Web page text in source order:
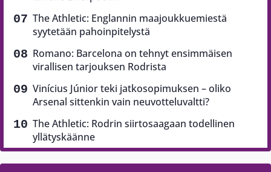
The Athletic: Englannin maajoukkuemiestä
syytetään pahoinpitelystä
Romano: Barcelona on tehnyt ensimmäisen
virallisen tarjouksen Rodrista
Vinícius Júnior teki jatkosopimuksen – oliko
Arsenal sittenkin vain neuvotteluvaltti?
The Athletic: Rodrin siirtosaagaan todellinen
yllätyskäänne